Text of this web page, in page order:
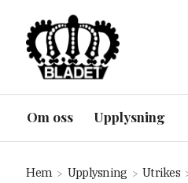
Om oss Upplysning
Hem Upplysning Utrikes